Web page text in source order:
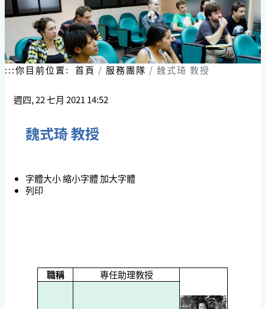
到
內
容
區
:::你目前位置: 首頁 服務團隊 魏式琦 教授
週四, 22 七月 2021 14:52
魏式琦 教授
字體大小縮小字體加大字體
列印
職稱 專任助理教授